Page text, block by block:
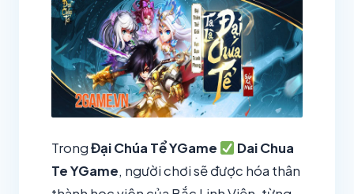
TrongĐại Chúa Tể YGame
Dai Chua
Te YGame, người chơi sẽ được hóa thân